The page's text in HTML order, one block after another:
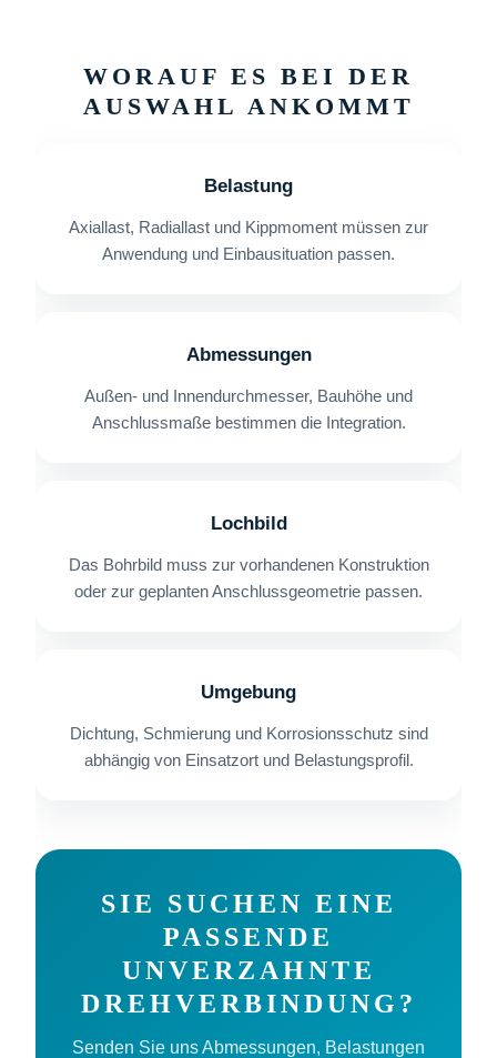
WORAUF ES BEI DER
AUSWAHL ANKOMMT
Belastung
Axiallast, Radiallast und Kippmoment müssen zur
Anwendung und Einbausituation passen.
Abmessungen
Außen- und Innendurchmesser, Bauhöhe und
Anschlussmaße bestimmen die Integration.
Lochbild
Das Bohrbild muss zur vorhandenen Konstruktion
oder zur geplanten Anschlussgeometrie passen.
Umgebung
Dichtung, Schmierung und Korrosionsschutz sind
abhängig von Einsatzort und Belastungsprofil.
SIE SUCHEN EINE
PASSENDE
UNVERZAHNTE
DREHVERBINDUNG?
Senden Sie uns Abmessungen, Belastungen